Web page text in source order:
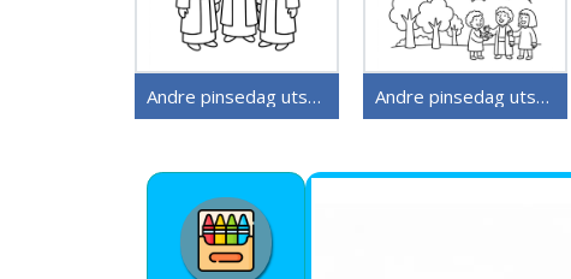
Andre pinsedag utskriftbart bilde Andre pinsedag utskriftbar